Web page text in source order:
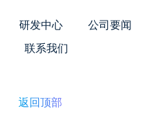
研发中心
公司要闻
联系我们
返回顶部